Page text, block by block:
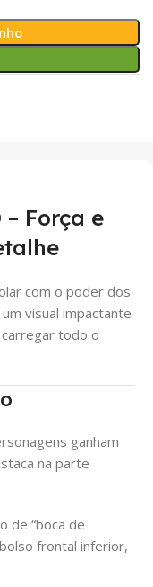
Força e
com o poder dos
visual impactante
carregar todo o
ganham
na parte
de “boca de
frontal inferior,